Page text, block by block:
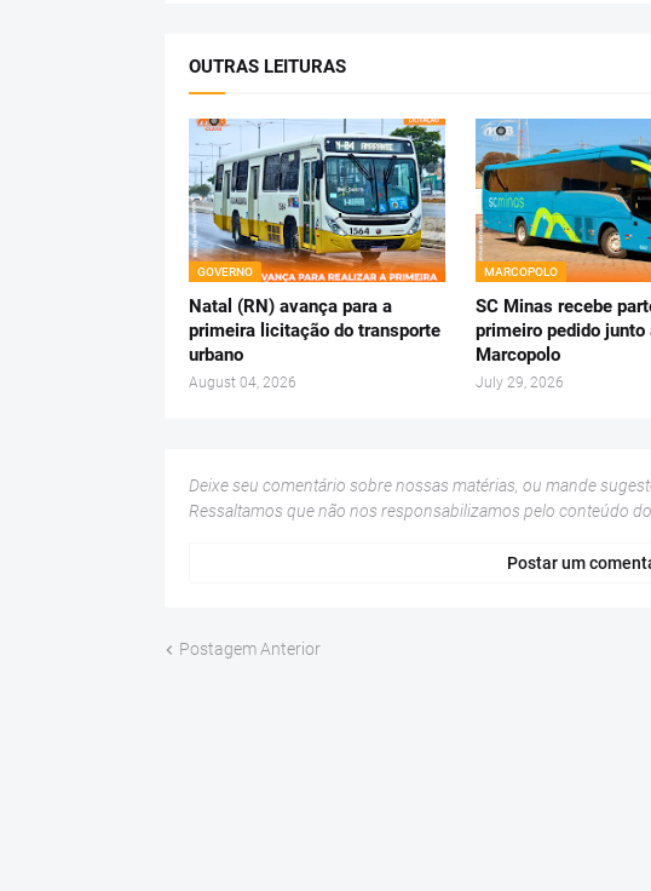
OUTRAS LEITURAS
GOVERNO
Natal (RN) avança para a
primeira licitação do transporte
urbano
August 04, 2026
MARCOPOLO
SC Minas recebe
primeiro pedido junto
Marcopolo
July 29, 2026
Deixe seu comentário sobre nossas matérias, ou mande
Ressaltamos que não nos responsabilizamos pelo conteúdo
Postar um
Postagem Anterior